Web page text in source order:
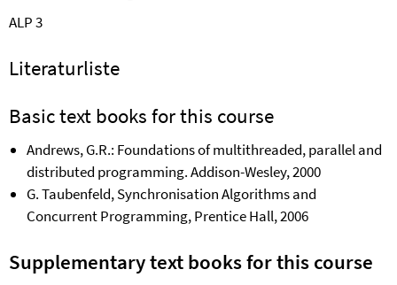
ALP3
Literaturliste
Basic text books for this course
Andrews, G.R.: Foundations of multithreaded, parallel and
distributed programming. Addison-Wesley, 2000
G. Taubenfeld, Synchronisation Algorithms and
Concurrent Programming, Prentice Hall, 2006
Supplementarytext books for this course